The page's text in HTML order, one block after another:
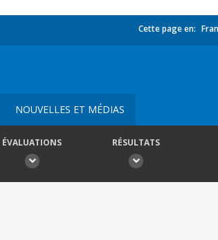
Cette page en:
NOUVELLES ET MÉDIAS
ÉVALUATIONS RÉSULTATS